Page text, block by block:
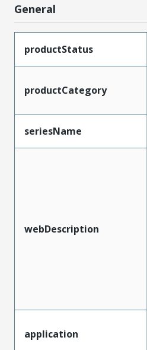
General
productStatus
productCategory
seriesName
webDescription
application